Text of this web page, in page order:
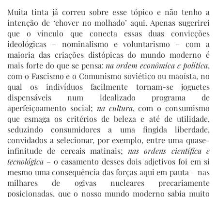
Muita tinta já correu sobre esse tópico e não tenho a
intenção de ‘chover no molhado’ aqui. Apenas sugerirei
que o vínculo que conecta essas duas convicções
ideológicas – nominalismo e voluntarismo – com a
maioria das criações distópicas do mundo moderno é
mais forte do que se pensa:na ordem econômica e política,
com o Fascismo e o Comunismo soviético ou maoísta, no
qual os indivíduos facilmente tornam-se joguetes
dispensáveis num idealizado programa de
aperfeiçoamento social; na cultura, com o consumismo
que esmaga os critérios de beleza e até de utilidade,
seduzindo consumidores a uma fingida liberdade,
convidados a selecionar, por exemplo, entre uma quase-
infinitude de cereais matinais;nas ordens científica e
tecnológica – o casamento desses dois adjetivos foi em si
mesmo uma consequência das forças aqui em pauta – nas
milhares de ogivas nucleares precariamente
posicionadas, que o nosso mundo moderno sabia muito